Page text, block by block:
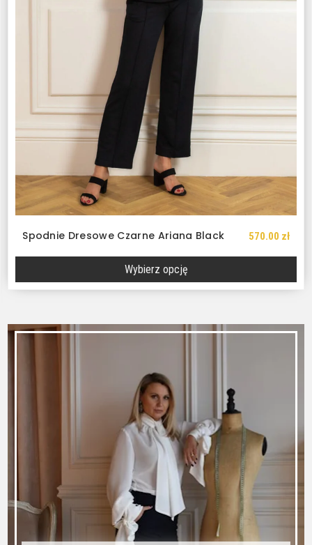
Spodnie Dresowe Czarne Ariana Black 570.00 zł
Wybierz opcję
Ten
wiele
wybrać
na
stronie
produktu